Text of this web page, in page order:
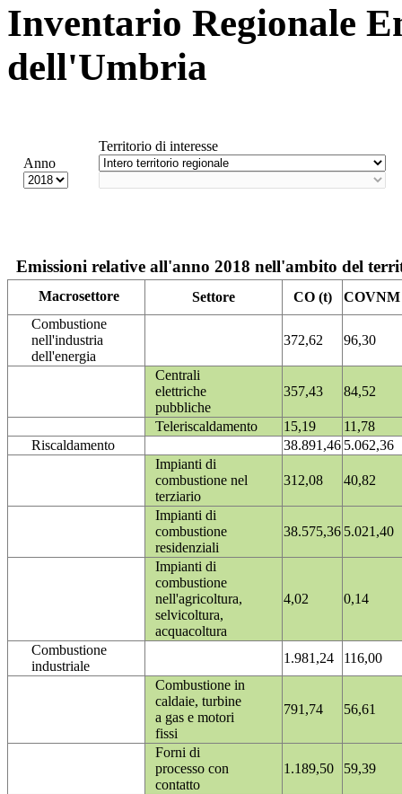
Inventario Regionale
dell'Umbria
Anno
Territorio di interesse
Emissioni relative all'anno 2018 nell'ambito del
Macrosettore Settore CO (t)
COVNM
Combustione
nell'industria
dell'energia
372,62 96,30
Centrali
elettriche
pubbliche
357,43 84,52
Teleriscaldamento 15,19
11,78
Riscaldamento
38.891,46 5.062,36
Impianti di
combustione nel
terziario
312,08 40,82
Impianti di
combustione
residenziali
38.575,36 5.021,40
Impianti di
combustione
nell'agricoltura,
selvicoltura,
acquacoltura
4,02 0,14
Combustione
industriale
1.981,24
116,00
Combustione in
caldaie, turbine
a gas e motori
fissi
791,74 56,61
Forni di
processo con
contatto
1.189,50 59,39